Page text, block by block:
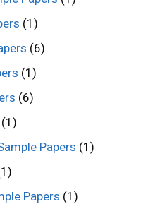
(1)
(6)
(1)
(6)
(1)
Papers (1)
Papers (1)